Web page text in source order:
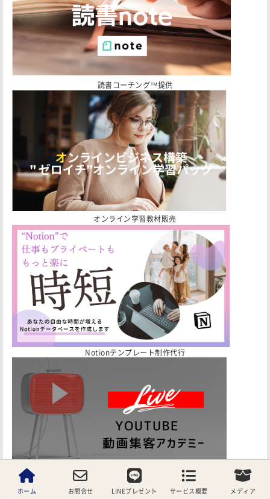
読書コーチング™️提供
オンライン学習教材販売
Notionテンプレート制作代行
店舗型YouTube動画集客アカデミー開講（募集停止）
ホーム お問合せ LINEプレゼント サービス概要 メディア